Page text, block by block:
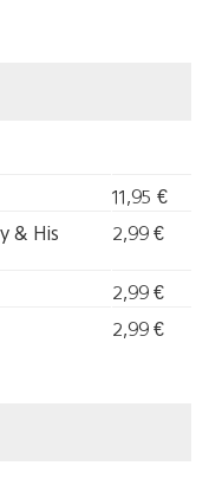
11,95 €
& His
2,99 €
2,99 €
2,99 €